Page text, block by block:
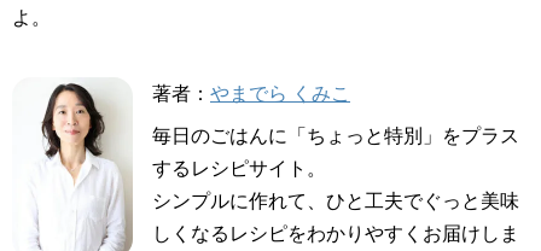
よ。
著者： やまでら くみこ
毎日のごはんに「ちょっと特別」をプラス
するレシピサイト。
シンプルに作れて、ひと工夫でぐっと美味
しくなるレシピをわかりやすくお届けしま